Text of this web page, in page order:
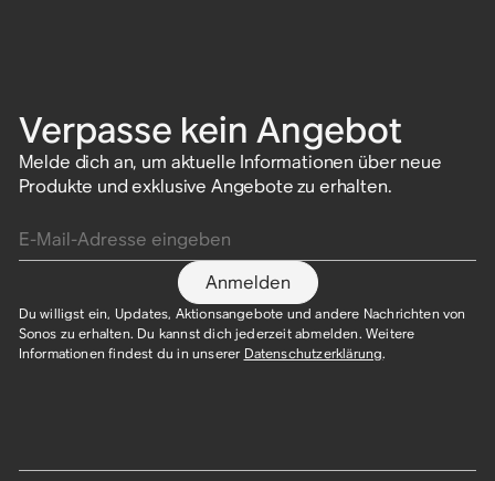
Verpasse kein Angebot
Melde dich an, um aktuelle Informationen über neue
Produkte und exklusive Angebote zu erhalten.
Anmelden
Du willigst ein, Updates, Aktionsangebote und andere Nachrichten von
Sonos zu erhalten. Du kannst dich jederzeit abmelden. Weitere
Informationen findest du in unserer Datenschutzerklärung.​